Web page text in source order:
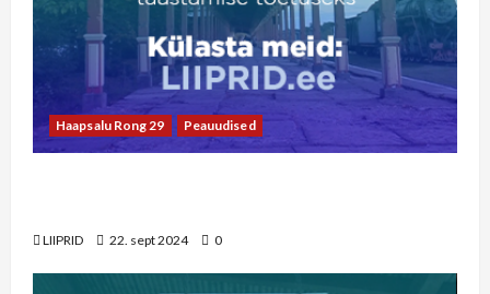
Haapsalu Rong 29 Peauudised
LIIPRID 22. sept 2024 0